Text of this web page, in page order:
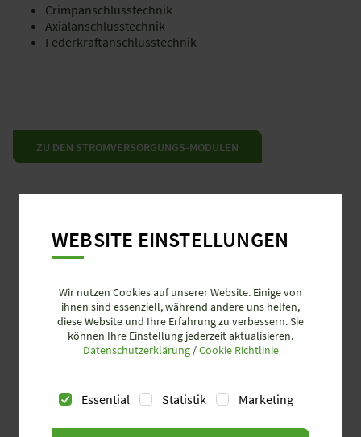
Crimpanschlusstechnik
Axialanschlusstechnik
Federkraftanschlusstechnik
ZU DEN STROMVERSORGUNGS-MODULEN
WEBSITE EINSTELLUNGEN
Wir nutzen Cookies auf unserer Website. Einige von
ihnen sind essenziell, während andere uns helfen,
diese Website und Ihre Erfahrung zu verbessern. Sie
können Ihre Einstellung jederzeit aktualisieren.
Datenschutzerklärung/Cookie Richtlinie
Essential Statistik Marketing